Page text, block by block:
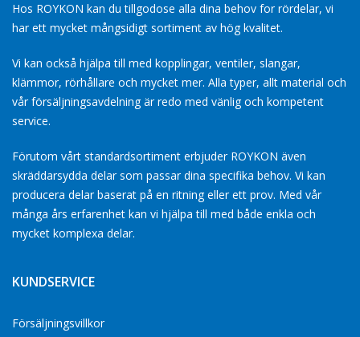
Hos ROYKON kan du tillgodose alla dina behov for rördelar, vi
har ett mycket mångsidigt sortiment av hög kvalitet.
Vi kan också hjälpa till med kopplingar, ventiler, slangar,
klämmor, rörhållare och mycket mer. Alla typer, allt material och
vår försäljningsavdelning är redo med vänlig och kompetent
service.
Förutom vårt standardsortiment erbjuder ROYKON även
skräddarsydda delar som passar dina specifika behov. Vi kan
producera delar baserat på en ritning eller ett prov. Med vår
många års erfarenhet kan vi hjälpa till med både enkla och
mycket komplexa delar.
KUNDSERVICE
Försäljningsvillkor